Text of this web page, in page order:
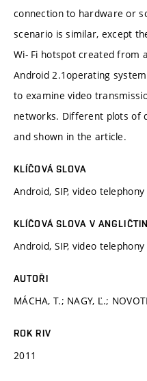
connection to hardware or
scenario is similar, except
Wi- Fi hotspot created from
Android 2.1operating
to examine video
networks. Different plots of
and shown in the article.
KLÍČOVÁ SLOVA
Android, SIP, video telephony
KLÍČOVÁ SLOVA V
Android, SIP, video telephony
AUTOŘI
MÁCHA, T.; NAGY, Ľ.;
ROK RIV
2011